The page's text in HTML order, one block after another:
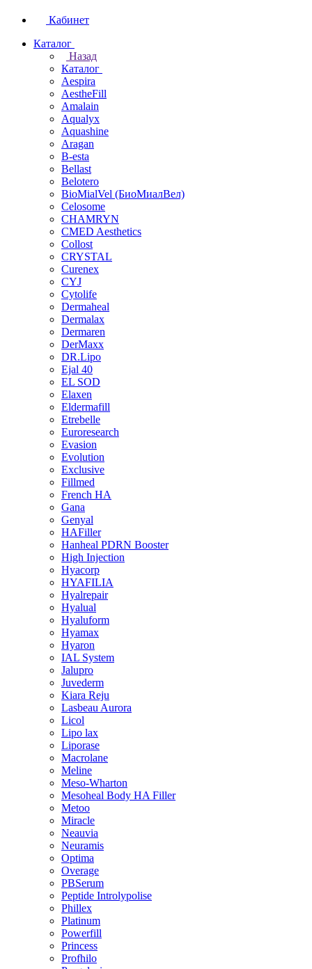
Кабинет
Каталог
Назад
Каталог
Aespira
AestheFill
Amalain
Aqualyx
Aquashine
Aragan
B-esta
Bellast
Belotero
BioMialVel (БиоМиалВел)
Celosome
CHAMRYN
CMED Aesthetics
Collost
CRYSTAL
Curenex
CYJ
Cytolife
Dermaheal
Dermalax
Dermaren
DerMaxx
DR.Lipo
Ejal 40
EL SOD
Elaxen
Eldermafill
Etrebelle
Euroresearch
Evasion
Evolution
Exclusive
Fillmed
French HA
Gana
Genyal
HAFiller
Hanheal PDRN Booster
High Injection
Hyacorp
HYAFILIA
Hyalrepair
Hyalual
Hyaluform
Hyamax
Hyaron
IAL System
Jalupro
Juvederm
Kiara Reju
Lasbeau Aurora
Licol
Lipo lax
Liporase
Macrolane
Meline
Meso-Wharton
Mesoheal Body HA Filler
Metoo
Miracle
Neauvia
Neuramis
Optima
Overage
PBSerum
Peptide Introlypolise
Phillex
Platinum
Powerfill
Princess
Profhilo